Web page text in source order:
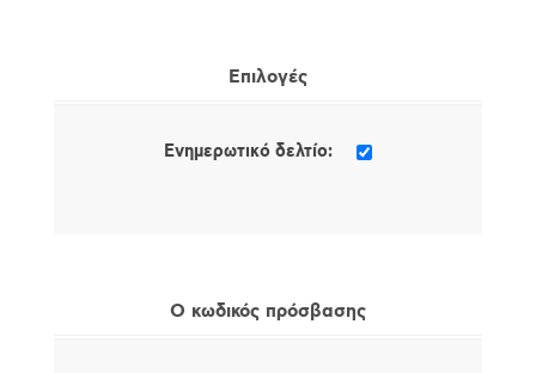
Επιλογές
Ενημερωτικό δελτίο:
Ο κωδικός πρόσβασης